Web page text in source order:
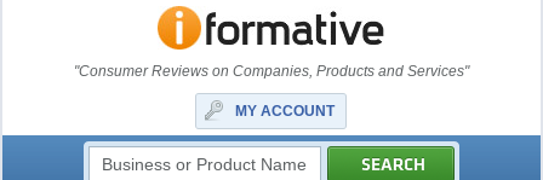
"Consumer Reviews on Companies, Products and Services"
MY ACCOUNT